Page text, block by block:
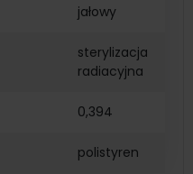
jałowy
sterylizacja
radiacyjna
0,394
polistyren